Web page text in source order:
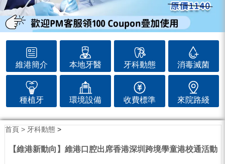
維港簡介 本地牙醫 牙科動態 消毒滅菌
種植牙 環境設備 收費標準 來院路綫
首頁 > 牙科動態>
【維港新動向】維港口腔出席香港深圳跨境學童港校通活動